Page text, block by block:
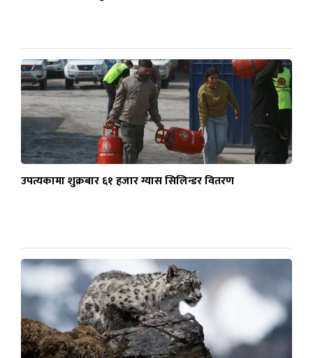
उपत्यकामा शुक्रबार ६१ हजार ग्यास सिलिन्डर वितरण